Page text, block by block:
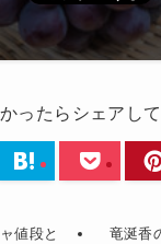
ったらシェアして
値段と
竜涎香